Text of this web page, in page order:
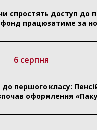
спростять доступ до
фонд працюватиме за
6 серпня
до першого класу:
оформлення